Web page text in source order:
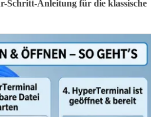
Schritt-Anleitung für die klassische